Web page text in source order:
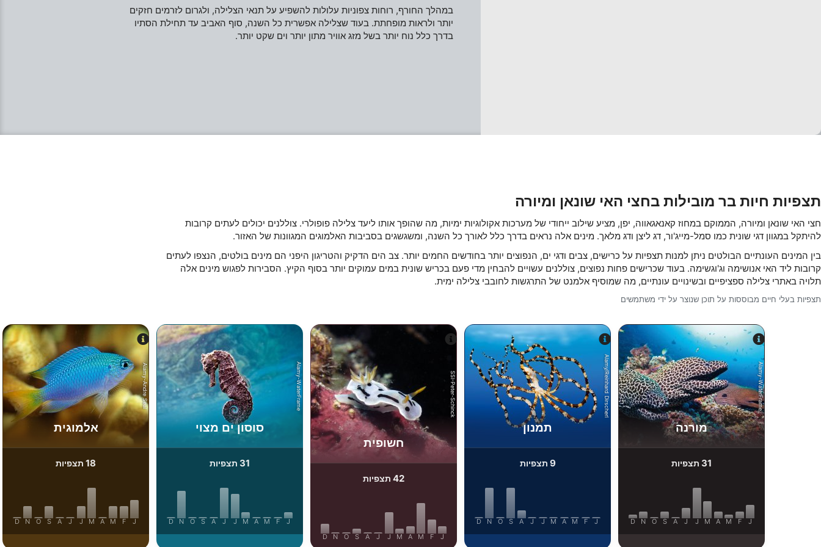
במהלך החורף, רוחות צפוניות עלולות להשפיע על תנאי הצלילה, ולגרום לזרמים חזקים
יותר ולראות מופחתת. בעוד שצלילה אפשרית כל השנה, סוף האביב עד תחילת הסתיו
בדרך כלל נוח יותר בשל מזג אוויר מתון יותר וים שקט יותר.
תצפיות חיות בר מובילות בחצי האי שונאן ומיורה
חצי האי שונאן ומיורה, הממוקם במחוז קאנאגאווה, יפן, מציע שילוב ייחודי של מערכות אקולוגיות ימיות, מה שהופך אותו ליעד צלילה פופולרי. צוללנים יכולים לעתים קרובות
להיתקל במגוון דגי שונית כמו סמל-מייג'ור, דג ליצן ודג מלאך. מינים אלה נראים בדרך כלל לאורך כל השנה, ומשגשגים בסביבות האלמוגים המגוונות של האזור.
בין המינים העונתיים הבולטים ניתן למנות תצפיות על כרישים, צבים ודגי ים, הנפוצים יותר בחודשים החמים יותר. צב הים הדקיק והטריגון היפני הם מינים בולטים, הנצפו לעתים
קרובות ליד האי אנושימה וג'וגשימה. בעוד שכרישים פחות נפוצים, צוללנים עשויים להבחין מדי פעם בכריש שונית במים עמוקים יותר בסוף הקיץ. הסבירות לפגוש מינים אלה
תלויה באתרי צלילה ספציפיים ובשינויים עונתיים, מה שמוסיף אלמנט של התרגשות לחובבי צלילה ימית.
תצפיות בעלי חיים מבוססות על תוכן שנוצר על ידי משתמשים
Alamy-WaterFrame
מורנה
31 תצפיות
J
F
M
A
M
J
J
A
S
O
N
D
Alamy/Reinhard Dirscherl
תמנון
9 תצפיות
J
F
M
A
M
J
J
A
S
O
N
D
SSI-Peter-Schinck
חשופית
42 תצפיות
J
F
M
A
M
J
J
A
S
O
N
D
Alamy-WaterFrame
סוסון ים מצוי
31 תצפיות
J
F
M
A
M
J
J
A
S
O
N
D
Alamy-Andre Seal
אלמוגית
18 תצפיות
J
F
M
A
M
J
J
A
S
O
N
D
Use precise geolocation data